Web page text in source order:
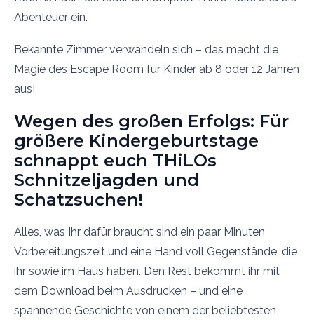
Abenteuer ein.
Bekannte Zimmer verwandeln sich – das macht die
Magie des Escape Room für Kinder ab 8 oder 12 Jahren
aus!
Wegen des großen Erfolgs: Für
größere Kindergeburtstage
schnappt euch THiLOs
Schnitzeljagden und
Schatzsuchen!
Alles, was Ihr dafür braucht sind ein paar Minuten
Vorbereitungszeit und eine Hand voll Gegenstände, die
ihr sowie im Haus haben. Den Rest bekommt ihr mit
dem Download beim Ausdrucken – und eine
spannende Geschichte von einem der beliebtesten